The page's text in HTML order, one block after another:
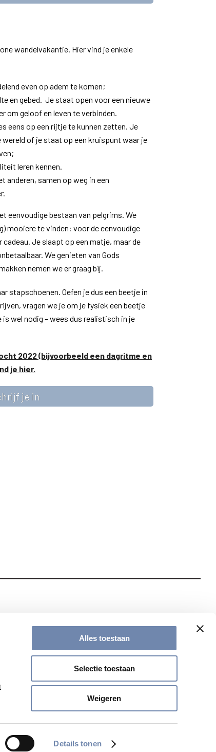
Details tonen
Alles toestaan
Selectie toestaan
Weigeren
wandelvakantie. Hier vind je enkele
even op adem te komen;
en gebed. Je staat open voor een nieuwe
om geloof en leven te verbinden.
eens op een rijtje te kunnen zetten. Je
wereld of je staat op een kruispunt waar je
leren kennen.
anderen, samen op weg in een
eenvoudige bestaan van pelgrims. We
mooiere te vinden: voor de eenvoudige
Je slaapt op een matje, maar de
We genieten van Gods
nemen we er graag bij.
stapschoenen. Oefen je dus een beetje in
vragen we je om je fysiek een beetje
wel nodig – wees dus realistisch in je
2022 (bijvoorbeeld een dagritme en
je hier.
je in
onze nieuwsbrief